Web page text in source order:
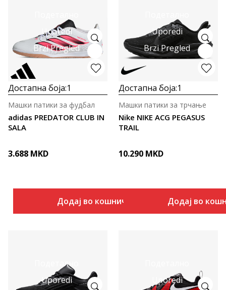
Uporedi
Brzi Pregled
Достапна боја:1
adidas PREDATOR CLUB IN
SALA
Машки патики за фудбал
3.688 MKD
Додај во кошничка
Uporedi
Brzi Pregled
Достапна боја:1
Nike NIKE ACG PEGASUS
TRAIL
Машки патики за трчање
10.290 MKD
Додај во
Подетално
Uporedi
Uporedi